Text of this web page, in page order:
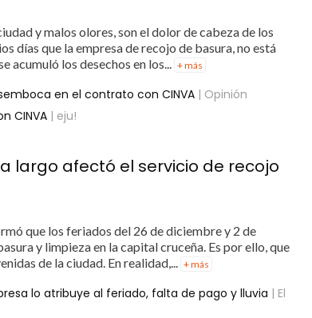
y malos olores, son el dolor de cabeza de los
días que la empresa de recojo de basura, no está
los desechos en los...
+ más
en el contrato con CINVA | Opinión
CINVA | eju!
largo afectó el servicio de recojo
que los feriados del 26 de diciembre y 2 de
y limpieza en la capital cruceña. Es por ello, que
de la ciudad. En realidad,... + más
lo atribuye al feriado, falta de pago y lluvia | El